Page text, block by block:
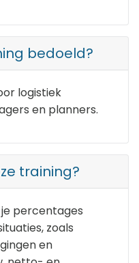
bedoeld?
logistiek
en planners.
training?
percentages
zoals
en